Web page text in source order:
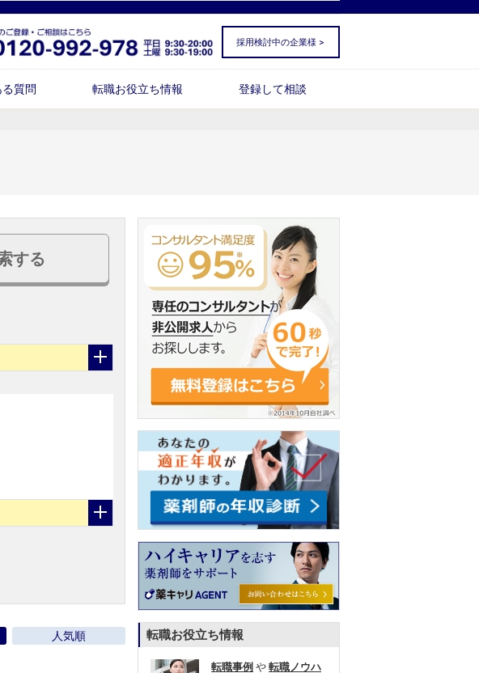
採用検討中の企業様 >
質問 転職お役立ち情報 登録して相談
する
人気順 転職お役立ち情報
転職事例 や 転職ノウハ